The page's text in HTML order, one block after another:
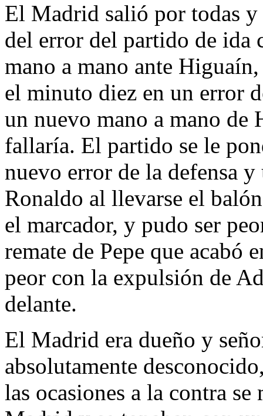
El Madrid salió por todas y
del error del partido de ida
mano a mano ante
el minuto diez en un error
un nuevo mano a mano de
fallaría. El partido se le
nuevo error de la defensa
Ronaldo al llevarse el
el marcador, y pudo ser
remate de Pepe que acabó
peor con la expulsión de
delante.
El Madrid era dueño y
absolutamente
las ocasiones a la contra